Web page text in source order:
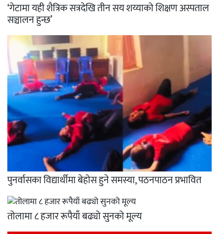
‘गेटामा यही शैत्रिक सत्रदेखि तीन सय शय्याको शिक्षण अस्पताल
सञ्चालन हुन्छ’
पुनर्वासका विद्यार्थीमा बेहोस हुने समस्या, पठनपाठन प्रभावित
तोलामा ८ हजार रूपैयाँ बढ्यो सुनको मूल्य